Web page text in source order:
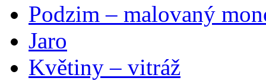
Podzim – malovaný
Jaro
Květiny – vitráž